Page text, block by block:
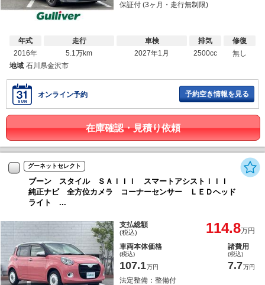
保証付 (3ヶ月・走行無制限)
年式
2016年
走行
5.1万km
車検
2027年1月
排気
2500cc
修復
無し
地域 石川県金沢市
オンライン予約 予約空き情報を見る
在庫確認・見積り依頼
グーネットセレクト
ブーン スタイル ＳＡＩＩＩ スマートアシストＩＩＩ
純正ナビ 全方位カメラ コーナーセンサー ＬＥＤヘッド
ライト ...
支払総額
(税込) 114.8万円
車両本体価格
(税込)
107.1万円
諸費用
(税込)
7.7万円
法定整備：整備付